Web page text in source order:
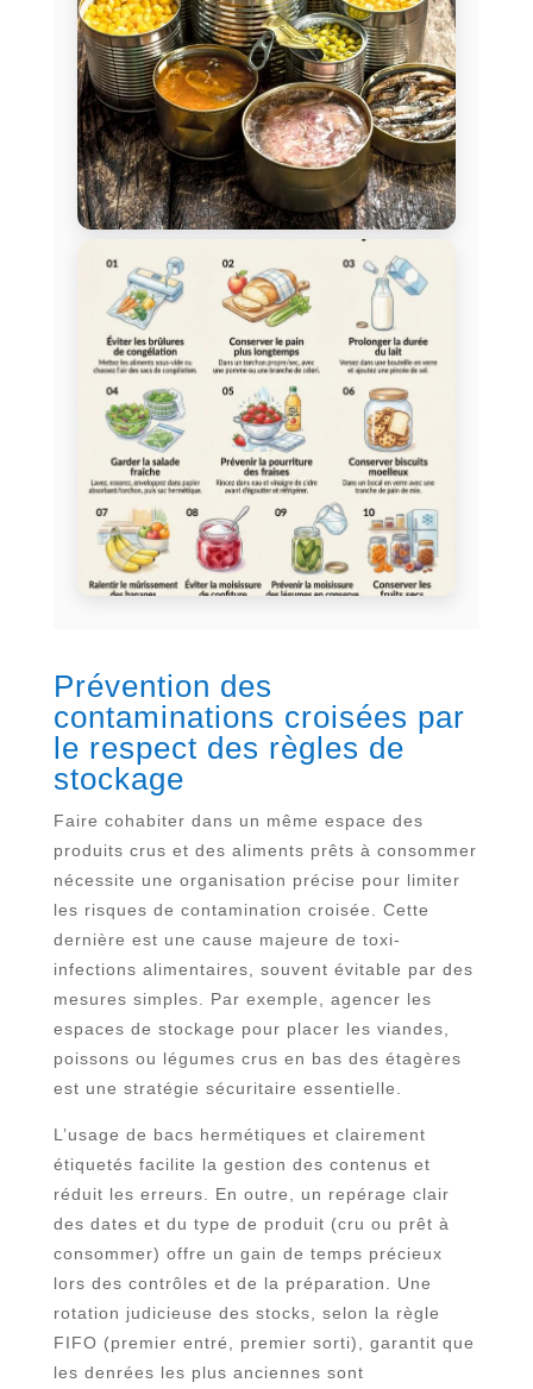
Prévention des
contaminations croisées par
le respect des règles de
stockage
Faire cohabiter dans un même espace des
produits crus et des aliments prêts à consommer
nécessite une organisation précise pour limiter
les risques de contamination croisée. Cette
dernière est une cause majeure de toxi-
infections alimentaires, souvent évitable par des
mesures simples. Par exemple, agencer les
espaces de stockage pour placer les viandes,
poissons ou légumes crus en bas des étagères
est une stratégie sécuritaire essentielle.
L’usage de bacs hermétiques et clairement
étiquetés facilite la gestion des contenus et
réduit les erreurs. En outre, un repérage clair
des dates et du type de produit (cru ou prêt à
consommer) offre un gain de temps précieux
lors des contrôles et de la préparation. Une
rotation judicieuse des stocks, selon la règle
FIFO (premier entré, premier sorti), garantit que
les denrées les plus anciennes sont